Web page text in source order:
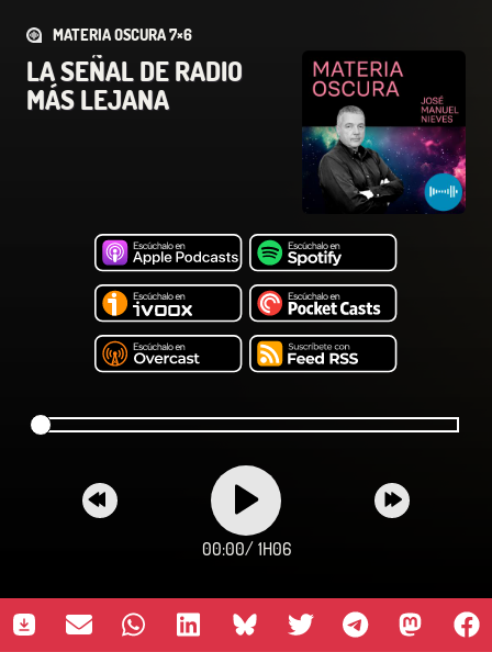
MATERIA OSCURA 7×6
LA SEÑAL DE RADIO
MÁS LEJANA
00:00/ 1H06